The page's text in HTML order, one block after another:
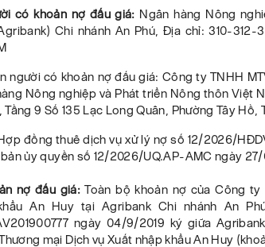
có khoản nợ đấu giá: Ngân hàng Nông
Chi nhánh An Phú, Địa chỉ: 310-312-
người có khoản nợ đấu giá: Công ty TNHH
Nông nghiệp và Phát triển Nông thôn Việt
Tầng 9 Số 135 Lạc Long Quân, Phường Tây Hồ,
đồng thuê dịch vụ xử lý nợ số 12/2026/
bản ủy quyền số 12/2026/UQ.AP-AMC ngày
nợ đấu giá:Toàn bộ khoản nợ của Công ty
An Huy tại Agribank Chi nhánh An
ngày 04/9/2019 ký giữa
mại Dịch vụ Xuất nhập khẩu An Huy